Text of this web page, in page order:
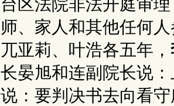
台区法院非法开庭审
师、家人和其他任何
兀亚莉、叶浩各五年，
长晏旭和连副院长说
说：要判决书去向看